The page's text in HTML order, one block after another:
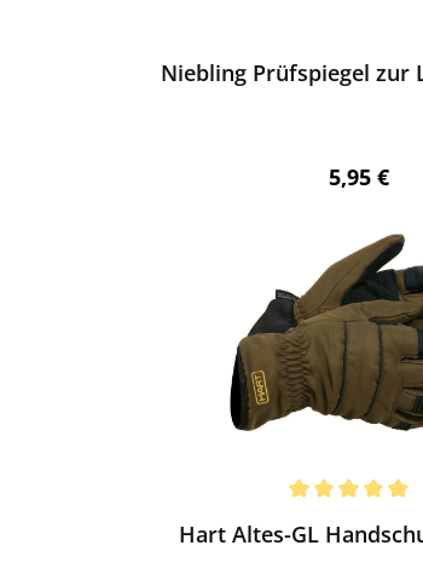
Niebling Prüfspiegel zur
Regulärer
5,95 €
Hart Altes-GL